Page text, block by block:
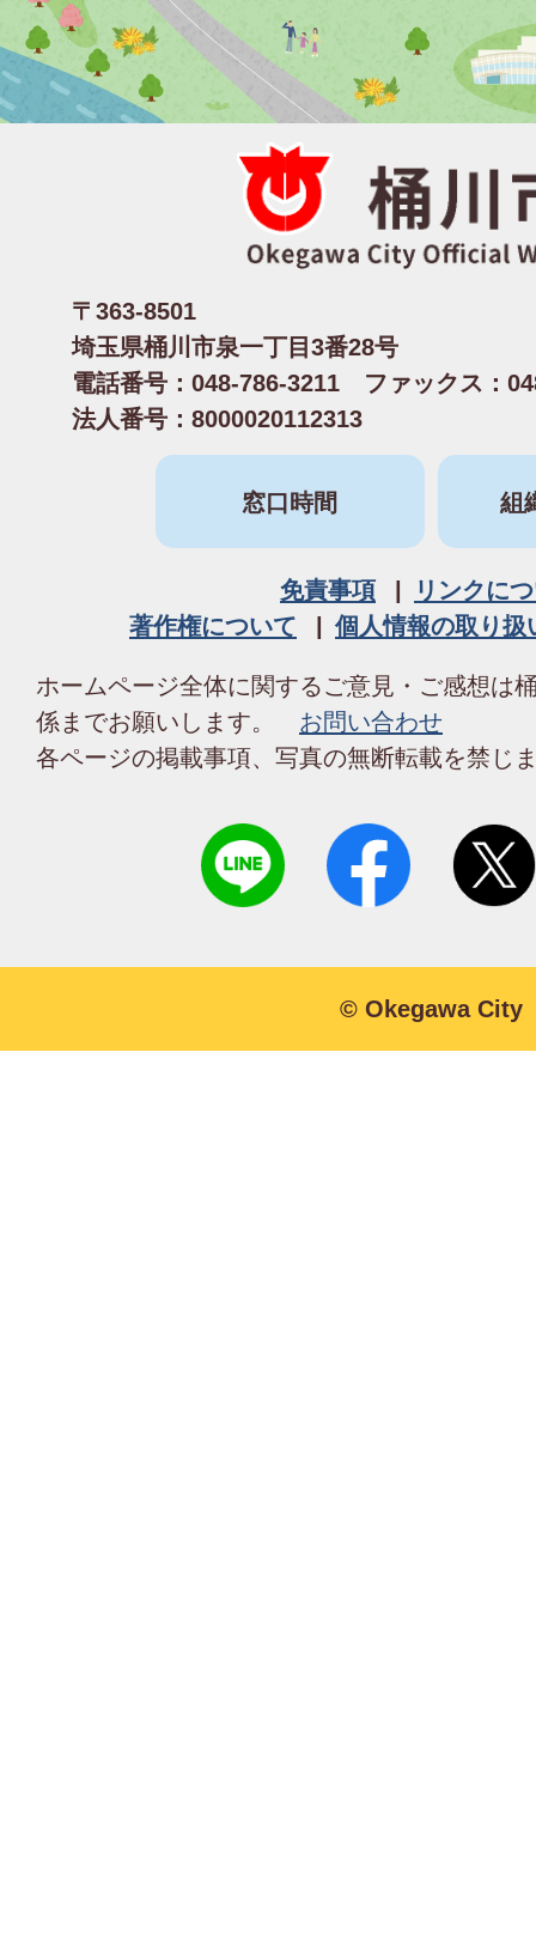
〒363-8501
埼玉県桶川市泉一丁目3番28号
電話番号：048-786-3211 ファックス：
法人番号：8000020112313
窓口時間 組
免責事項
リンクに
著作権について
個人情報の取り扱
ホームページ全体に関するご意見・ご感想は
係までお願いします。 お問い合わせ
各ページの掲載事項、写真の無断転載を禁じ
© Okegawa City